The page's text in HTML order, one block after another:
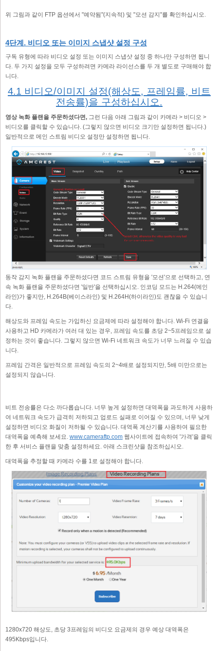
위 그림과 같이 FTP 옵션에서 "예약됨"(지속적) 및 "모션 감지"를 확인하십시오.
4단계. 비디오 또는 이미지 스냅샷 설정 구성
구독 유형에 따라 비디오 설정 또는 이미지 스냅샷 설정 중 하나만 구성하면 됩니
다. 두 가지 설정을 모두 구성하려면 카메라 라이선스를 두 개 별도로 구매해야 합
니다.
4.1 비디오/이미지 설정(해상도, 프레임률, 비트
전송률)을 구성하십시오.
영상 녹화 플랜을 주문하셨다면, 그런 다음 아래 그림과 같이 카메라 > 비디오 >
비디오를 클릭할 수 있습니다. (그렇지 않으면 비디오 크기만 설정하면 됩니다.)
일반적으로 메인 스트림 비디오 설정만 설정하면 됩니다.
동작 감지 녹화 플랜을 주문하셨다면 코드 스트림 유형을 '모션'으로 선택하고, 연
속 녹화 플랜을 주문하셨다면 '일반'을 선택하십시오. 인코딩 모드는 H.264(메인
라인)가 좋지만, H.264B(베이스라인) 및 H.264H(하이라인)도 괜찮을 수 있습니
다.
해상도와 프레임 속도는 가입하신 요금제에 따라 설정해야 합니다. Wi-Fi 연결을
사용하고 HD 카메라가 여러 대 있는 경우, 프레임 속도를 초당 2~5프레임으로 설
정하는 것이 좋습니다. 그렇지 않으면 Wi-Fi 네트워크 속도가 너무 느려질 수 있습
니다.
프레임 간격은 일반적으로 프레임 속도의 2~4배로 설정되지만, 5배 미만으로는
설정되지 않습니다.
비트 전송률은 다소 까다롭습니다. 너무 높게 설정하면 대역폭을 과도하게 사용하
여 네트워크 속도가 급격히 저하되고 업로드 실패로 이어질 수 있으며, 너무 낮게
설정하면 비디오 화질이 저하될 수 있습니다. 대역폭 계산기를 사용하여 필요한
대역폭을 예측해 보세요. www.cameraftp.com 웹사이트에 접속하여 '가격'을 클릭
한 후 서비스 플랜을 맞춤 설정하세요. 아래 스크린샷을 참조하십시오.
대역폭을 추정할 때 카메라 수를 1로 설정해야 합니다.
1280x720 해상도, 초당 3프레임의 비디오 요금제의 경우 예상 대역폭은
495Kbps입니다.